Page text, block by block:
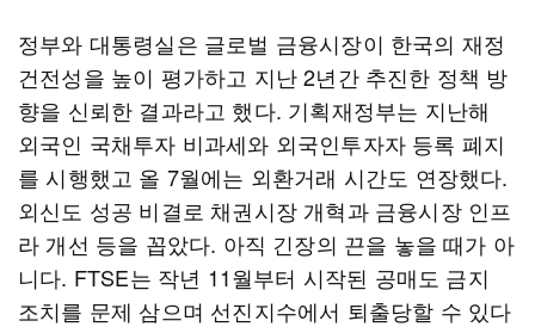
정부와 대통령실은 글로벌 금융시장이 한국의 재정
건전성을 높이 평가하고 지난 2년간 추진한 정책 방
향을 신뢰한 결과라고 했다. 기획재정부는 지난해
외국인 국채투자 비과세와 외국인투자자 등록 폐지
를 시행했고 올 7월에는 외환거래 시간도 연장했다.
외신도 성공 비결로 채권시장 개혁과 금융시장 인프
라 개선 등을 꼽았다. 아직 긴장의 끈을 놓을 때가 아
니다. FTSE는 작년 11월부터 시작된 공매도 금지
조치를 문제 삼으며 선진지수에서 퇴출당할 수 있다